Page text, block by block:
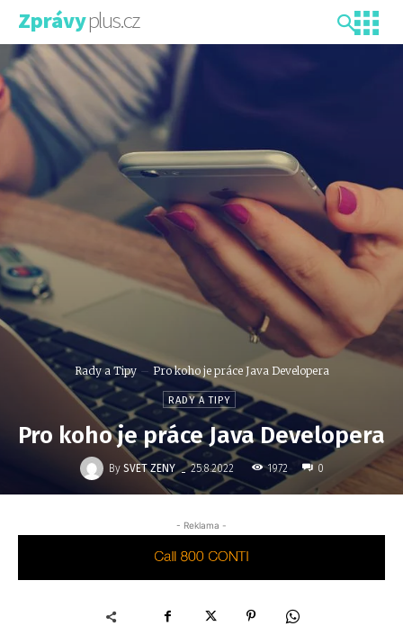
Zprávyplus.cz
Rady a Tipy Pro koho je práce Java Developera
RADY A TIPY
Pro koho je práce Java Developera
By SVET ZENY - 25.8.2022 1972 0
- Reklama -